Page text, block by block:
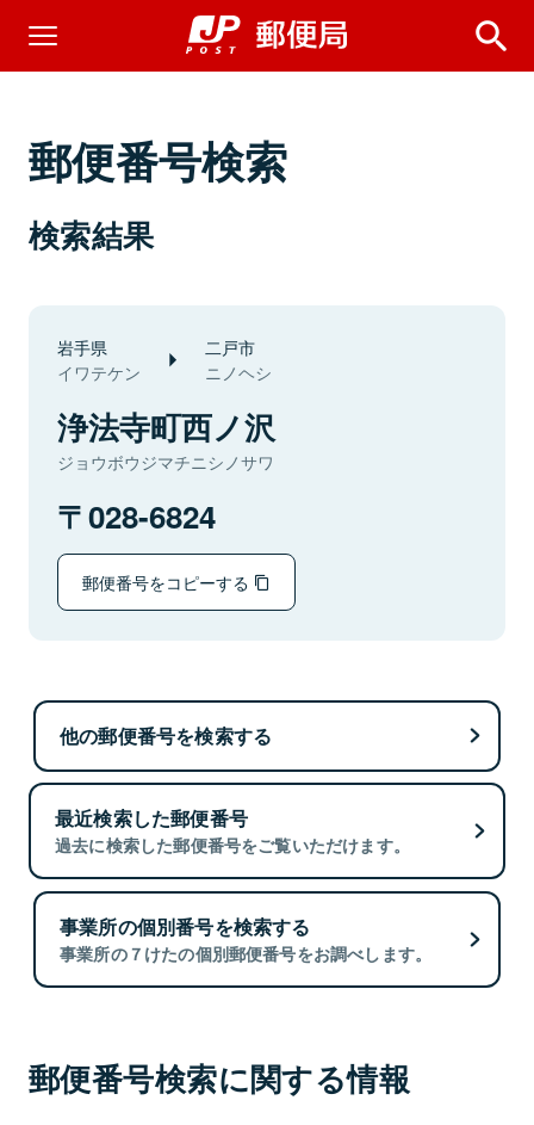
郵便番号検索
検索結果
岩手県
イワテケン
二戸市
ニノヘシ
浄法寺町西ノ沢
ジョウボウジマチニシノサワ
028-6824
郵便番号をコピーする
他の郵便番号を検索する
最近検索した郵便番号
過去に検索した郵便番号をご覧いただけます。
事業所の個別番号を検索する
事業所の７けたの個別郵便番号をお調べします。
郵便番号検索に関する情報